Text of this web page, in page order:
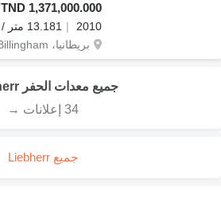
TND 1,371,000.000
2010
13.181 متر / ساعة
بريطانيا، Billingham
جميع معدات الحفر Liebherr
34 إعلانات →
جميع Liebherr